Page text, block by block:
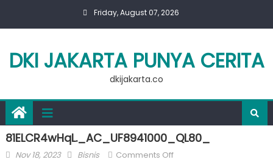
Friday, August 07, 2026
DKI JAKARTA PUNYA CERITA
dkijakarta.co
81ELCR4wHqL._AC_UF8941000_QL80_
Posted
Nov 18, 2023 Author
Bisnis Comments Offon